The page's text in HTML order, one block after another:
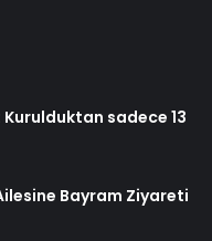
Kurulduktan sadece 13
Bayram Ziyareti